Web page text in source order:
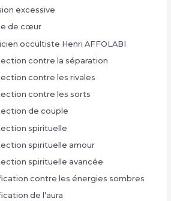
excessive
de cœur
occultiste Henri AFFOLABI
contre la séparation
contre les rivales
contre les sorts
de couple
spirituelle
spirituelle amour
spirituelle avancée
contre les énergies sombres
de l’aura